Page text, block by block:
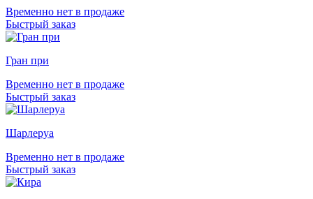
Временно нет в продаже
Быстрый заказ
Гран при
Временно нет в продаже
Быстрый заказ
Шарлеруа
Временно нет в продаже
Быстрый заказ